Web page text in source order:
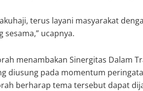
terus layani masyarakat
sesama,” ucapnya.
menambakan Sinergitas Dalam
diusung pada momentum
berharap tema tersebut dapat